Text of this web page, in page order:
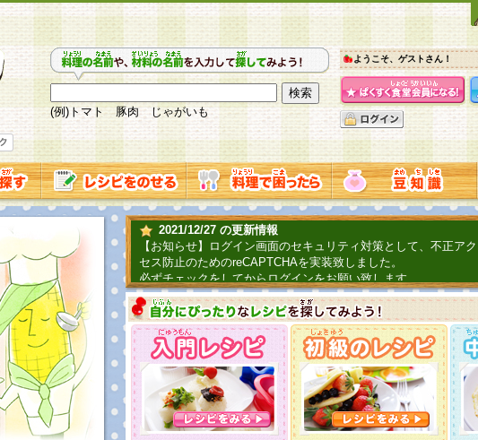
(例)トマト 豚肉 じゃがいも
ようこそ、ゲストさん！
2021/12/27 の更新情報
【お知らせ】ログイン画面のセキュリティ対策として、不正アク
セス防止のためのreCAPTCHAを実装致しました。
必ずチェックをしてからログインをお願い致します。
2019/06/04 の更新情報
ファーマ村からコーンシェフが簡単レシピを紹介するよ！こちら
2018/07/01 の更新情報
チャレンジ企画第三弾！お母さん、お父さんへ日頃の感謝をこめ
てごはんを作ろう！は終了致しました。たくさんの投稿、ありが
とうございました。次回企画もお楽しみに！